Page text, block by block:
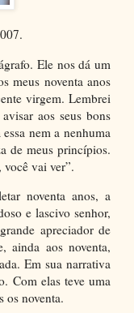
Ele nos dá um
meus noventa anos
virgem. Lembrei
aos seus bons
nem a nenhuma
de meus princípios.
vai ver”.
noventa anos, a
e lascivo senhor,
apreciador de
ainda aos noventa,
Em sua narrativa
Com elas teve uma
os noventa.